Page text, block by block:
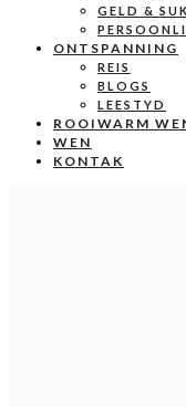
GELD &
ONTSPANNING
REIS
BLOGS
LEESTYD
ROOIWARM
WEN
KONTAK